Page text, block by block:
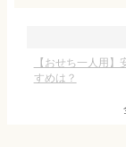
【おせち一人用
すめは？